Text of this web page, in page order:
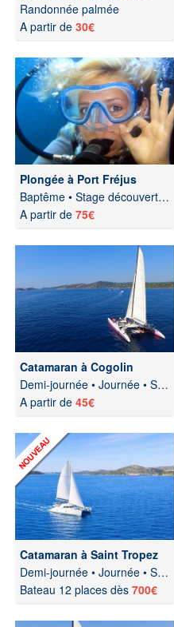
Randonnée palmée
A partir de 30€
Plongée à Port Fréjus
Baptême • Stage découverte • Niveau 1
A partir de 75€
Catamaran à Cogolin
Demi-journée • Journée • Soirée
A partir de 45€
Catamaran à Saint Tropez
Demi-journée • Journée • Soirée • Nuit
Bateau 12 places dès 700€